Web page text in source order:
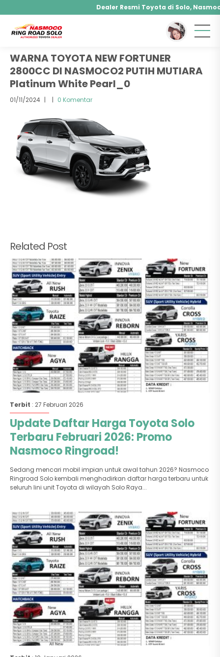
Dealer Resmi Toyota di Solo,
Agya, Calya, Fortuner, Rush, Sienta, Yaris,
Hybrid, Yaris Cross Hybrid, Alphard Hybrid
You are here :Beranda/ Attachment
WARNA TOYOTA NEW FORTUNER
2800CC DI NASMOCO2 PUTIH MUTIARA
Platinum White Pearl_0
01/11/2024 | | 0 Komentar
Related Post
Terbit : 27 Februari 2026
Update Daftar Harga Toyota Solo
Terbaru Februari 2026: Promo
Nasmoco Ringroad!
Sedang mencari mobil impian untuk awal tahun 2026? Nasmoco
Ringroad Solo kembali menghadirkan daftar harga terbaru untuk
seluruh lini unit Toyota di wilayah Solo Raya...